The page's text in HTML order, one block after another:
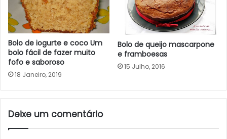
Bolo de iogurte e coco Um
bolo fácil de fazer muito
fofo e saboroso
18 Janeiro, 2019
Bolo de queijo mascarpone
e framboesas
15 Julho, 2016
Deixe um comentário